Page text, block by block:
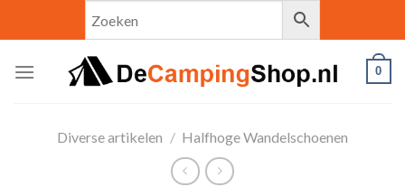
0
Diverse artikelen / Halfhoge Wandelschoenen